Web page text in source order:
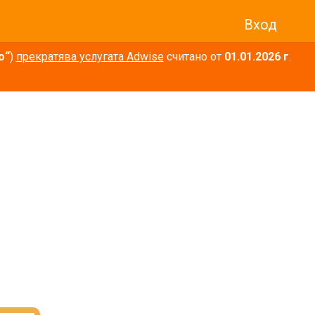
Вход
) прекратява услугата Adwiseсчитано от 01.01.2026 г.